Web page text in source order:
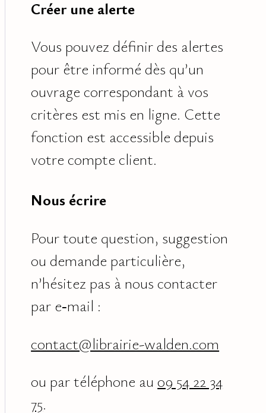
Créer une alerte
Vous pouvez définir des alertes
pour être informé dès qu’un
ouvrage correspondant à vos
critères est mis en ligne. Cette
fonction est accessible depuis
votre compte client.
Nous écrire
Pour toute question, suggestion
ou demande particulière,
n’hésitez pas à nous contacter
par e‑mail :
contact@librairie-walden.com
ou par téléphone au09 54 22 34
75.